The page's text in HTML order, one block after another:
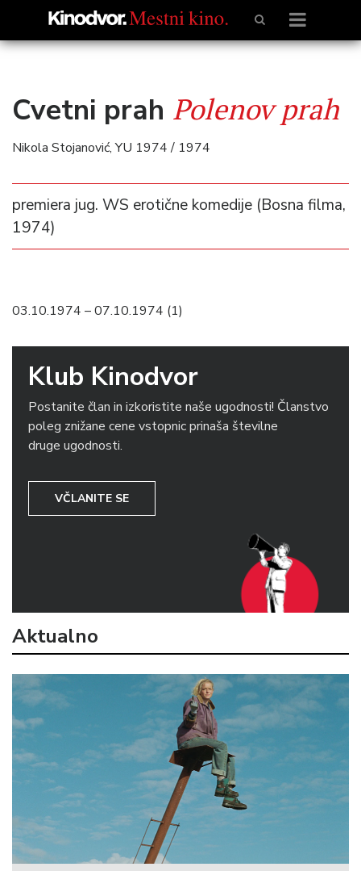
Cvetni prah Polenov prah
Nikola Stojanović, YU 1974 / 1974
premiera jug. WS erotične komedije (Bosna filma,
1974)
03.10.1974 – 07.10.1974 (1)
Klub Kinodvor
Postanite član in izkoristite naše ugodnosti! Članstvo
poleg znižane cene vstopnic prinaša številne
druge ugodnosti.
VČLANITE SE
Aktualno